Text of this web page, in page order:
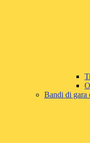
Bandi di gara